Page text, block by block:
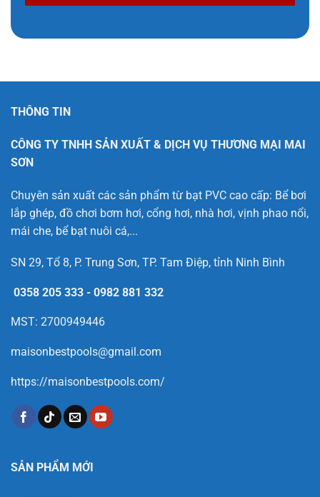
THÔNG TIN
CÔNG TY TNHH SẢN XUẤT & DỊCH VỤ THƯƠNG MẠI MAI
SƠN
Chuyên sản xuất các sản phẩm từ bạt PVC cao cấp: Bể bơi
lắp ghép, đồ chơi bơm hơi, cổng hơi, nhà hơi, vịnh phao nổi,
mái che, bể bạt nuôi cá,...
SN 29, Tổ 8, P. Trung Sơn, TP. Tam Điệp, tỉnh Ninh Bình
0358 205 333 - 0982 881 332
MST: 2700949446
maisonbestpools@gmail.com
https://maisonbestpools.com/
SẢN PHẨM MỚI